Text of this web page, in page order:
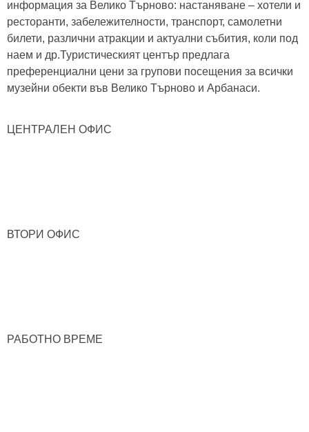
информация за Велико Търново: настаняване – хотели и
ресторанти, забележителности, транспорт, самолетни
билети, различни атракции и актуални събития, коли под
наем и др.Туристическият център предлага
преференциални цени за групови посещения за всички
музейни обекти във Велико Търново и Арбанаси.
ЦЕНТРАЛЕН ОФИС
ВТОРИ ОФИС
РАБОТНО ВРЕМЕ